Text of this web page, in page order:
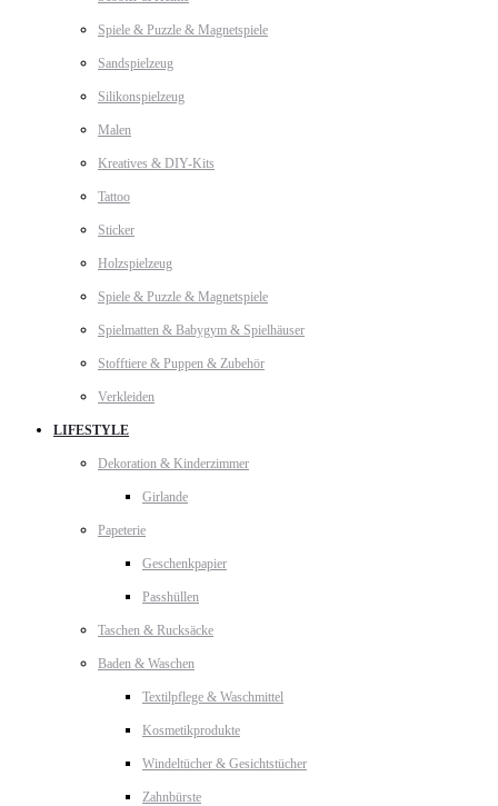
Spiele & Puzzle & Magnetspiele
Sandspielzeug
Silikonspielzeug
Malen
Kreatives & DIY-Kits
Tattoo
Sticker
Holzspielzeug
Spiele & Puzzle & Magnetspiele
Spielmatten & Babygym & Spielhäuser
Stofftiere & Puppen & Zubehör
Verkleiden
LIFESTYLE
Dekoration & Kinderzimmer
Girlande
Papeterie
Geschenkpapier
Passhüllen
Taschen & Rucksäcke
Baden & Waschen
Textilpflege & Waschmittel
Kosmetikprodukte
Windeltücher & Gesichtstücher
Zahnbürste